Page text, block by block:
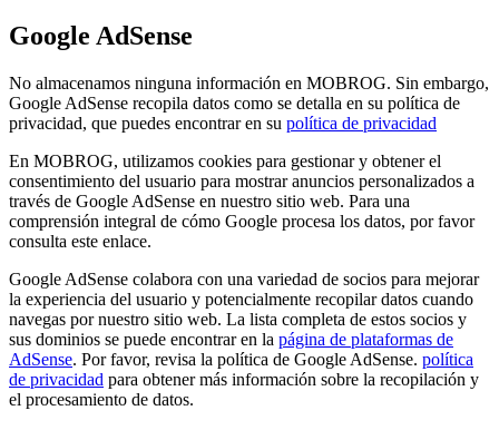
Google AdSense
No almacenamos ninguna información en MOBROG. Sin embargo,
Google AdSense recopila datos como se detalla en su política de
privacidad, que puedes encontrar en su política de privacidad
En MOBROG, utilizamos cookies para gestionar y obtener el
consentimiento del usuario para mostrar anuncios personalizados a
través de Google AdSense en nuestro sitio web. Para una
comprensión integral de cómo Google procesa los datos, por favor
consulta este enlace.
Google AdSense colabora con una variedad de socios para mejorar
la experiencia del usuario y potencialmente recopilar datos cuando
navegas por nuestro sitio web. La lista completa de estos socios y
sus dominios se puede encontrar en la página de plataformas de
AdSense. Por favor, revisa la política de Google AdSense. política
de privacidad para obtener más información sobre la recopilación y
el procesamiento de datos.